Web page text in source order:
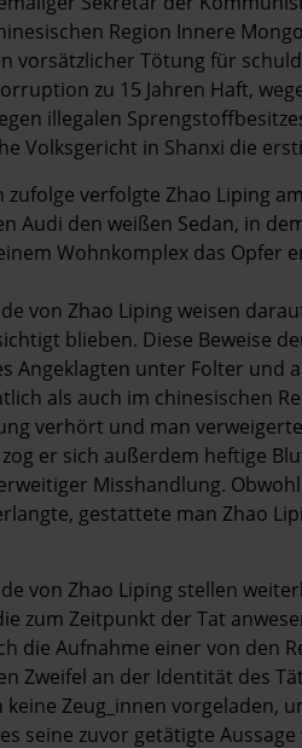
Region Innere
vorsätzlicher Tötung für
zu 15 Jahren Haft,
illegalen
Volksgericht in Shanxi die
zufolge verfolgte Zhao Liping
Audi den weißen Sedan, in
Wohnkomplex das Opfer
von Zhao Liping weisen
blieben. Diese Beweise
Angeklagten unter Folter und
als auch im chinesischen
verhört und man
er sich außerdem heftige
Misshandlung.
gestattete man Zhao
von Zhao Liping stellen
zum Zeitpunkt der Tat
die Aufnahme einer von den
Zweifel an der Identität des
Zeug_innen vorgeladen,
seine zuvor getätigte